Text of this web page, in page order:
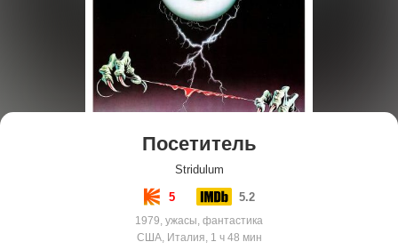
Посетитель
Stridulum
5 5.2
1979, ужасы, фантастика
США, Италия, 1 ч 48 мин